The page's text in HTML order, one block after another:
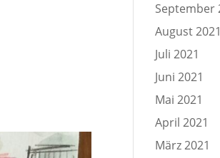
September
August 2021
Juli 2021
Juni 2021
Mai 2021
April 2021
März 2021